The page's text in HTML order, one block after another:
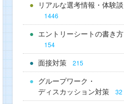
リアルな選考情報・体験談
1446
エントリーシートの書き方
154
面接対策 215
グループワーク・
ディスカッション対策
32